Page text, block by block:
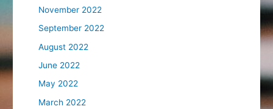
November 2022
September 2022
August 2022
June 2022
May 2022
March 2022